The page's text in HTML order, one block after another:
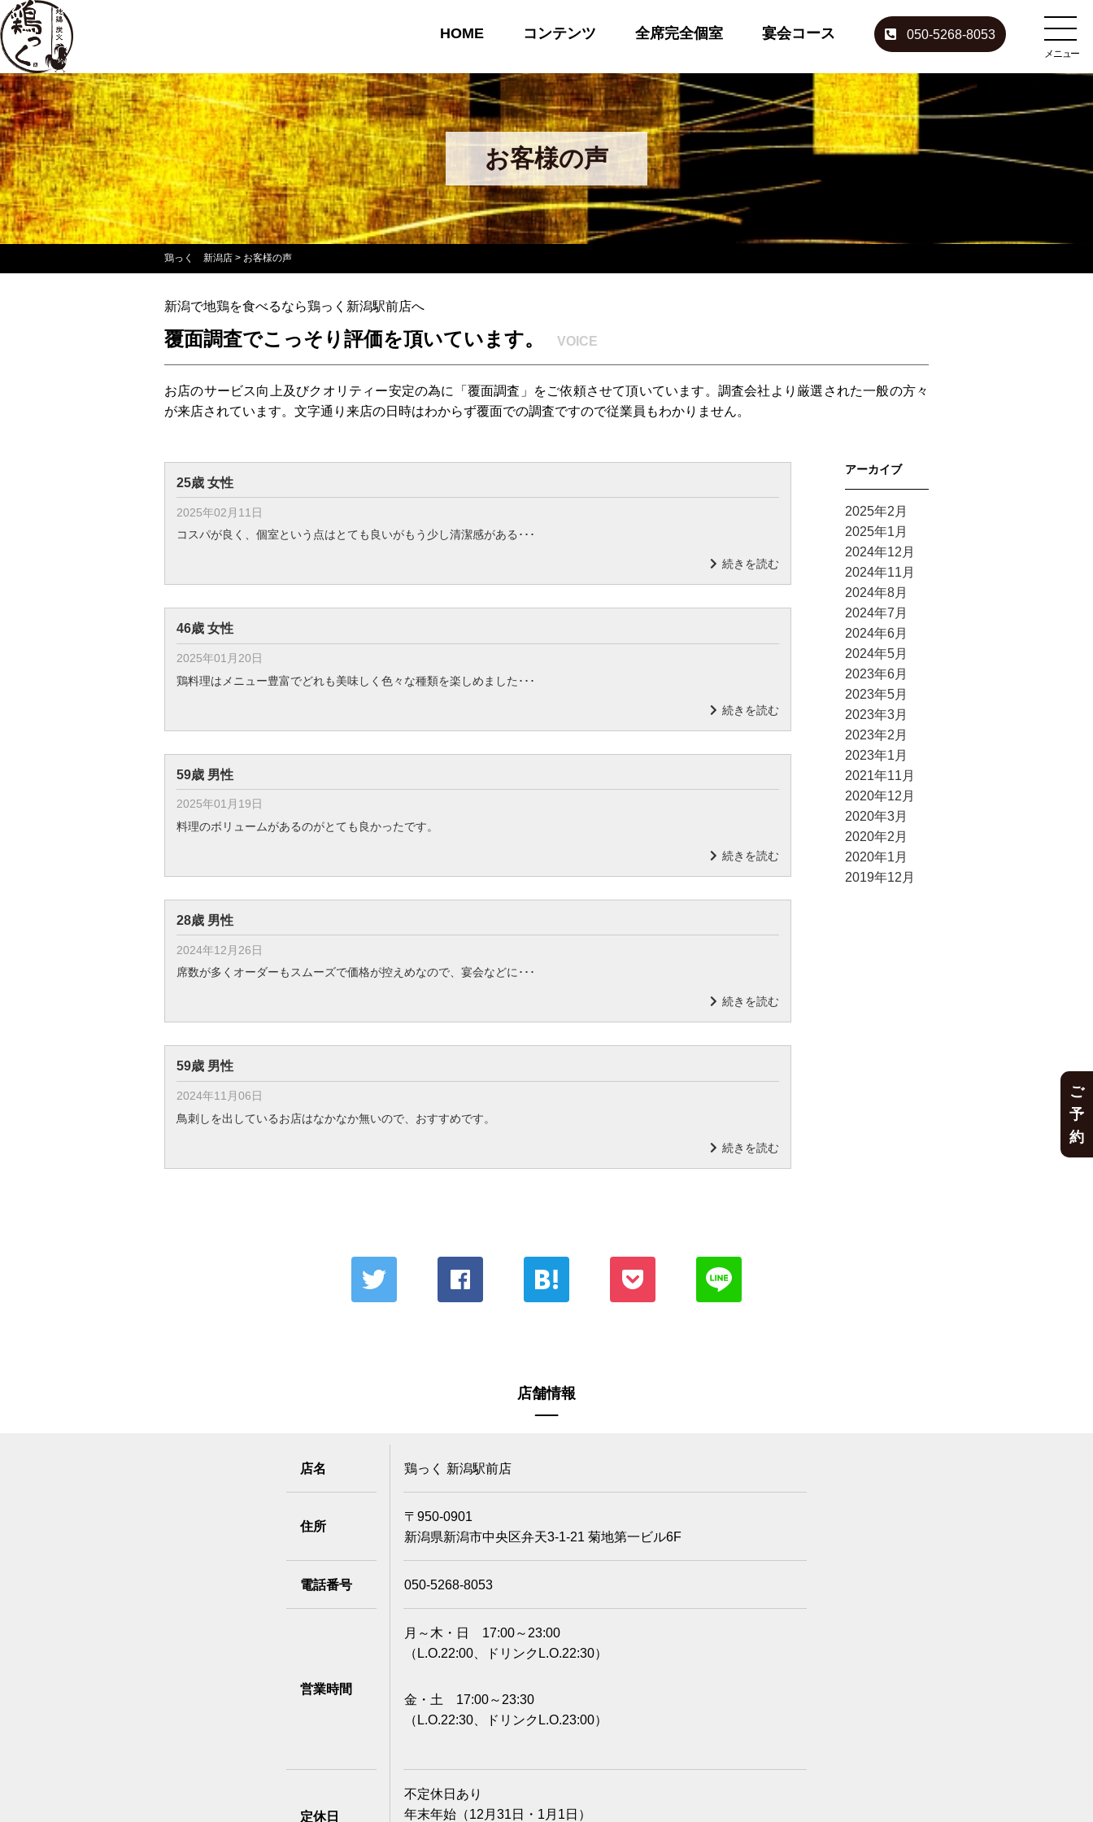
HOME コンテンツ 全席完全個室 宴会コース 050-5268-8053
メニュー
お客様の声
鶏っく 新潟店 > お客様の声
新潟で地鶏を食べるなら鶏っく新潟駅前店へ
覆面調査でこっそり評価を頂いています。 VOICE
お店のサービス向上及びクオリティー安定の為に「覆面調査」をご依頼させて頂いています。調査会社より厳選された一般の方々
が来店されています。文字通り来店の日時はわからず覆面での調査ですので従業員もわかりません。
25歳 女性
2025年02月11日
コスパが良く、個室という点はとても良いがもう少し清潔感がある･･･
続きを読む
46歳 女性
2025年01月20日
鶏料理はメニュー豊富でどれも美味しく色々な種類を楽しめました･･･
続きを読む
59歳 男性
2025年01月19日
料理のボリュームがあるのがとても良かったです。
続きを読む
28歳 男性
2024年12月26日
席数が多くオーダーもスムーズで価格が控えめなので、宴会などに･･･
続きを読む
59歳 男性
2024年11月06日
鳥刺しを出しているお店はなかなか無いので、おすすめです。
続きを読む
アーカイブ
2025年2月
2025年1月
2024年12月
2024年11月
2024年8月
2024年7月
2024年6月
2024年5月
2023年6月
2023年5月
2023年3月
2023年2月
2023年1月
2021年11月
2020年12月
2020年3月
2020年2月
2020年1月
2019年12月
店舗情報
店名 鶏っく 新潟駅前店
住所
〒950-0901
新潟県新潟市中央区弁天3-1-21 菊地第一ビル6F
電話番号 050-5268-8053
営業時間
月～木・日 17:00～23:00
（L.O.22:00、ドリンクL.O.22:30）
金・土 17:00～23:30
（L.O.22:30、ドリンクL.O.23:00）
定休日
不定休日あり
年末年始（12月31日・1月1日）
ご
予
約